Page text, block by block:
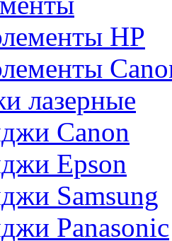
HP
лазерные
Canon
Epson
Samsung
Panasonic